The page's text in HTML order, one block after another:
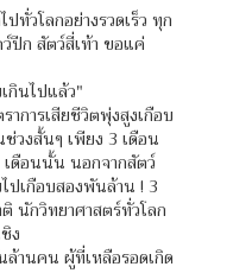
ทั่วโลกอย่างรวดเร็ว ทุก
ปีก สัตว์สี่เท้า ขอแค่
กินไปแล้ว"
าการเสียชีวิตพุ่งสูงเกือบ
วงสั้นๆ เพียง 3 เดือน
เดือนนั้น นอกจากสัตว์
ปเกือบสองพันล้าน ! 3
นักวิทยาศาสตร์ทั่วโลก
ง
านคน ผู้ที่เหลือรอดเกิด